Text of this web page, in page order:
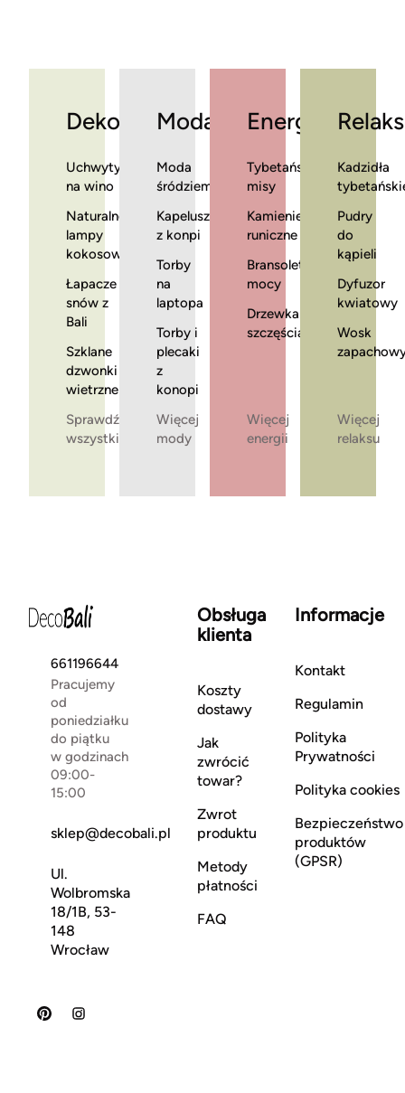
Dekoracje
Uchwyty
na wino
Naturalne
lampy
kokosowe
Łapacze
snów z
Bali
Szklane
dzwonki
wietrzne
Sprawdź
wszystkie
Moda
Moda
śródziemnomorska
Kapelusze
z konpi
Torby
na
laptopa
Torby i
plecaki
z
konopi
Więcej
mody
Energia
Tybetańskie
misy
Kamienie
runiczne
Bransoletki
mocy
Drzewka
szczęścia
Więcej
energii
Relaks
Kadzidła
Pudry
do
kąpieli
Dyfuzor
kwiatowy
Wosk
Więcej
relaksu
661196644
Pracujemy
od
poniedziałku
do piątku
w godzinach
09:00-
15:00
sklep@decobali.pl
Ul.
Wolbromska
18/1B, 53-
148
Wrocław
Obsługa
klienta
Koszty
dostawy
Jak
zwrócić
towar?
Zwrot
produktu
Metody
płatności
FAQ
Informacje
Kontakt
Regulamin
Polityka
Prywatności
Polityka cookies
Bezpieczeństwo
produktów
(GPSR)